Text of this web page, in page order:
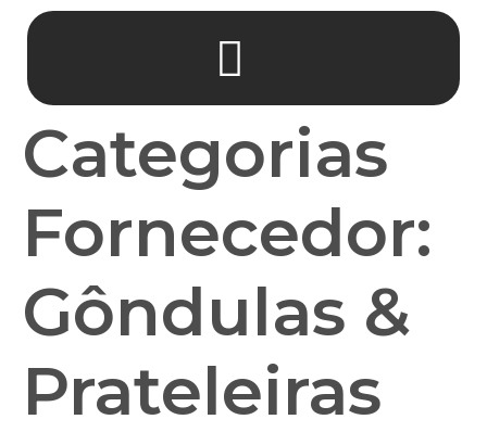
Categorias
Fornecedor:
Gôndulas &
Prateleiras